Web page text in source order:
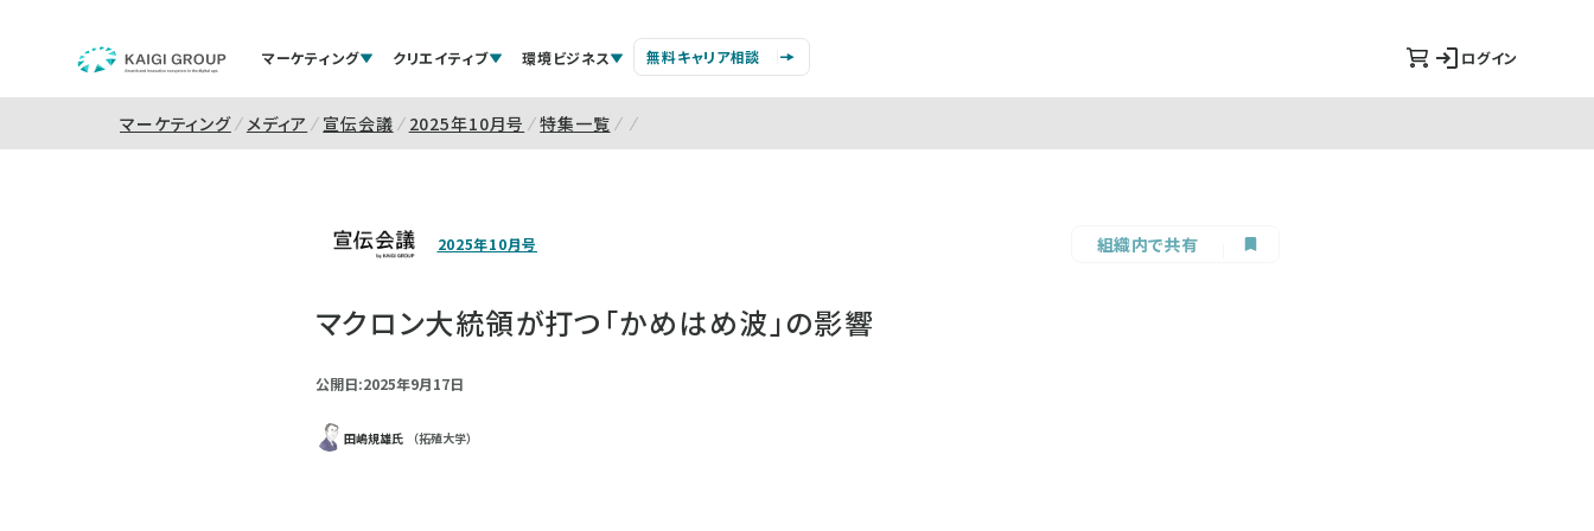
マーケティング クリエイティブ 環境ビジネス 無料キャリア相談 ログイン
マーケティング メディア 宣伝会議 2025年10月号 特集一覧
2025年10月号 組織内で共有
マクロン大統領が打つ「かめはめ波」の影響
公開日:2025年9月17日
田嶋規雄氏 （拓殖大学）